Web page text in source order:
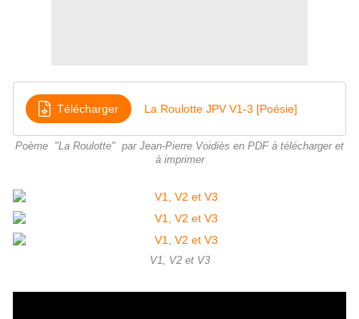
Télécharger La Roulotte JPV V1-3 [Poésie]
Poème "La Roulotte" par Jean-Pierre Voidiès en PDF à télécharger et
à imprimer
V1, V2 et V3